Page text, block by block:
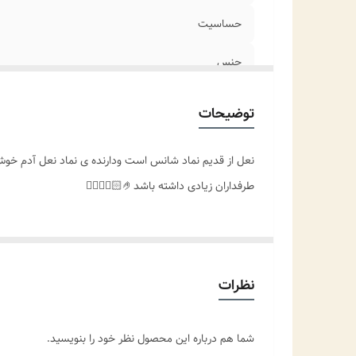
حساسیت
جنس
توضیحات
نعل از قدیم نماد شانس است ودارنده ی نماد نعل
طرفداران زیادی داشته باشد🤌🏻👌🏻✨️🤗
نظرات
شما هم درباره این محصول نظر خود را بنویسید.